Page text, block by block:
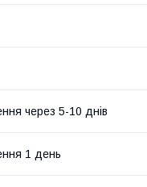
через 5-10 днів
1 день